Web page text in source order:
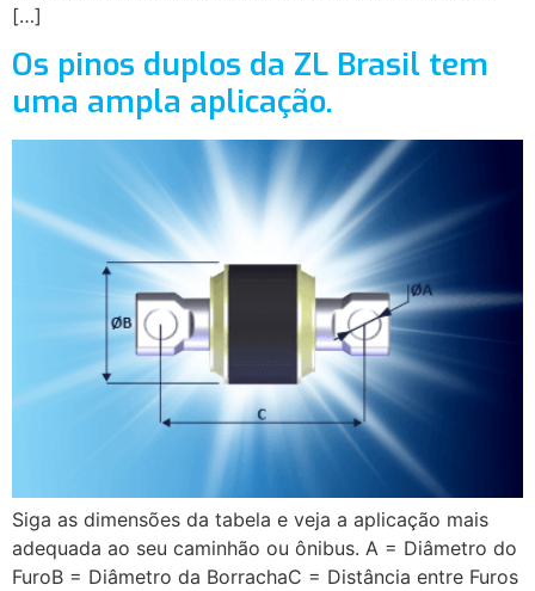
[…]
Os pinos duplos da ZL Brasil tem
uma ampla aplicação.
Siga as dimensões da tabela e veja a aplicação mais
adequada ao seu caminhão ou ônibus. A = Diâmetro do
FuroB = Diâmetro da BorrachaC = Distância entre Furos